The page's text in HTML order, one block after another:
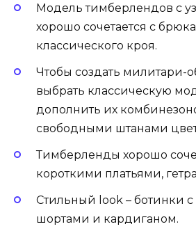
Модель тимберлендов с
хорошо сочетается с
классического кроя.
Чтобы создать милитари-
выбрать классическую
дополнить их
свободными штанами
Тимберленды хорошо
короткими платьями,
Стильный look – ботинки
шортами и кардиганом.